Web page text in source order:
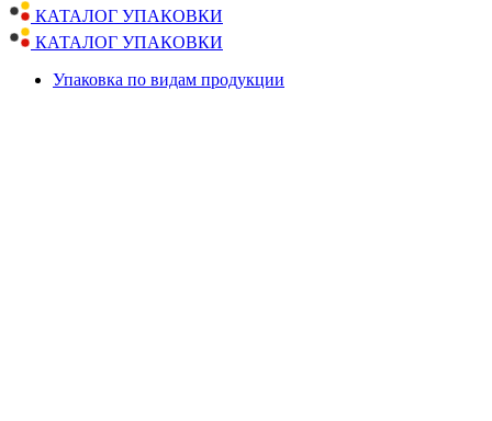
КАТАЛОГ УПАКОВКИ
КАТАЛОГ УПАКОВКИ
Упаковка по видам продукции